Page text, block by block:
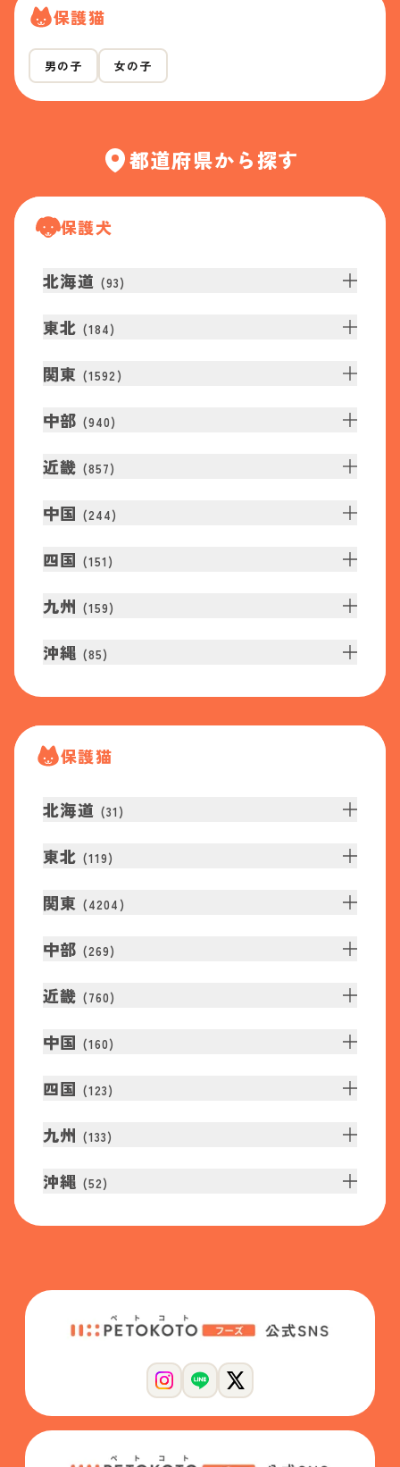
保護猫
男の子 女の子
都道府県から探す
保護犬
北海道 (93)
東北 (184)
関東 (1592 )
中部 (940)
近畿 (857)
中国 (244)
四国 (151 )
九州 (159)
沖縄 (85)
保護猫
北海道 (31 )
東北 (119)
関東 (4204 )
中部 (269)
近畿 (760)
中国 (160)
四国 (123)
九州 (133)
沖縄 (52)